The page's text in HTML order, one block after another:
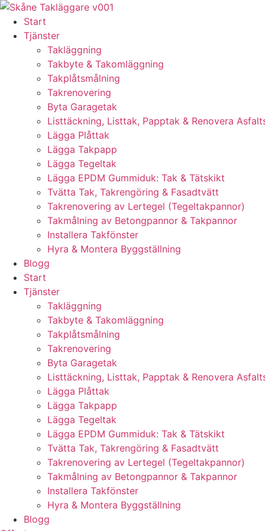
Skip
content
Start
Tjänster
Takläggning
Takbyte & Takomläggning
Takplåtsmålning
Takrenovering
Byta Garagetak
Listtäckning, Listtak, Papptak & Renovera
Lägga Plåttak
Lägga Takpapp
Lägga Tegeltak
Lägga EPDM Gummiduk: Tak & Tätskikt
Tvätta Tak, Takrengöring & Fasadtvätt
Takrenovering av Lertegel (Tegeltakpannor)
Takmålning av Betongpannor & Takpannor
Installera Takfönster
Hyra & Montera Byggställning
Blogg
Start
Tjänster
Takläggning
Takbyte & Takomläggning
Takplåtsmålning
Takrenovering
Byta Garagetak
Listtäckning, Listtak, Papptak & Renovera
Lägga Plåttak
Lägga Takpapp
Lägga Tegeltak
Lägga EPDM Gummiduk: Tak & Tätskikt
Tvätta Tak, Takrengöring & Fasadtvätt
Takrenovering av Lertegel (Tegeltakpannor)
Takmålning av Betongpannor & Takpannor
Installera Takfönster
Hyra & Montera Byggställning
Blogg